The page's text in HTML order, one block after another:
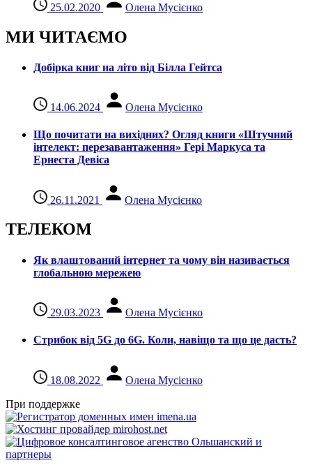
25.02.2020 Олена Мусієнко
МИ ЧИТАЄМО
Добірка книг на літо від Білла Гейтса
14.06.2024 Олена Мусієнко
Що почитати на вихідних? Огляд книги «Штучний
інтелект: перезавантаження» Гері Маркуса та
Ернеста Девіса
26.11.2021 Олена Мусієнко
ТЕЛЕКОМ
Як влаштований інтернет та чому він називається
глобальною мережею
29.03.2023 Олена Мусієнко
Стрибок від 5G до 6G. Коли, навіщо та що це даcть?
18.08.2022
Олена Мусієнко
При поддержке